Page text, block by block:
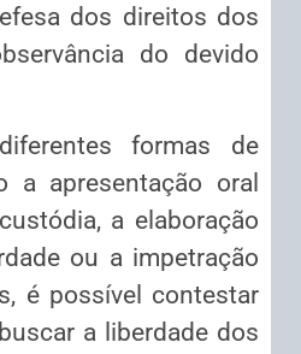
dos direitos dos
do devido
formas de
a apresentação oral
a elaboração
ou a impetração
é possível contestar
a liberdade dos